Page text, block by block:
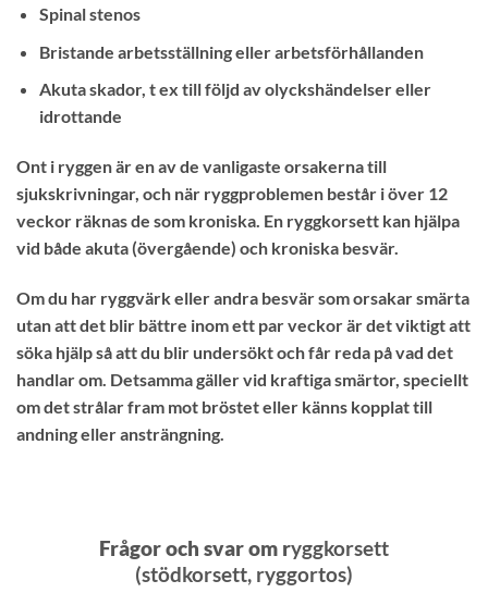
Spinal stenos
Bristande arbetsställning eller arbetsförhållanden
Akuta skador, t ex till följd av olyckshändelser eller
idrottande
Ont i ryggen är en av de vanligaste orsakerna till
sjukskrivningar, och när ryggproblemen består i över 12
veckor räknas de som kroniska. En ryggkorsett kan hjälpa
vid både akuta (övergående) och kroniska besvär.
Om du har ryggvärk eller andra besvär som orsakar smärta
utan att det blir bättre inom ett par veckor är det viktigt att
söka hjälp så att du blir undersökt och får reda på vad det
handlar om. Detsamma gäller vid kraftiga smärtor, speciellt
om det strålar fram mot bröstet eller känns kopplat till
andning eller ansträngning.
Frågor och svar om ryggkorsett
(stödkorsett, ryggortos)